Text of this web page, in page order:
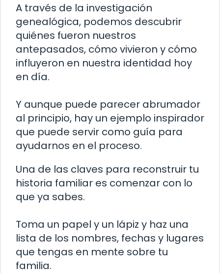
A través de la investigación
genealógica, podemos descubrir
quiénes fueron nuestros
antepasados, cómo vivieron y cómo
influyeron en nuestra identidad hoy
en día.
Y aunque puede parecer abrumador
al principio, hay un ejemplo inspirador
que puede servir como guía para
ayudarnos en el proceso.
Una de las claves para reconstruir tu
historia familiar es comenzar con lo
que ya sabes.
Toma un papel y un lápiz y haz una
lista de los nombres, fechas y lugares
que tengas en mente sobre tu
familia.